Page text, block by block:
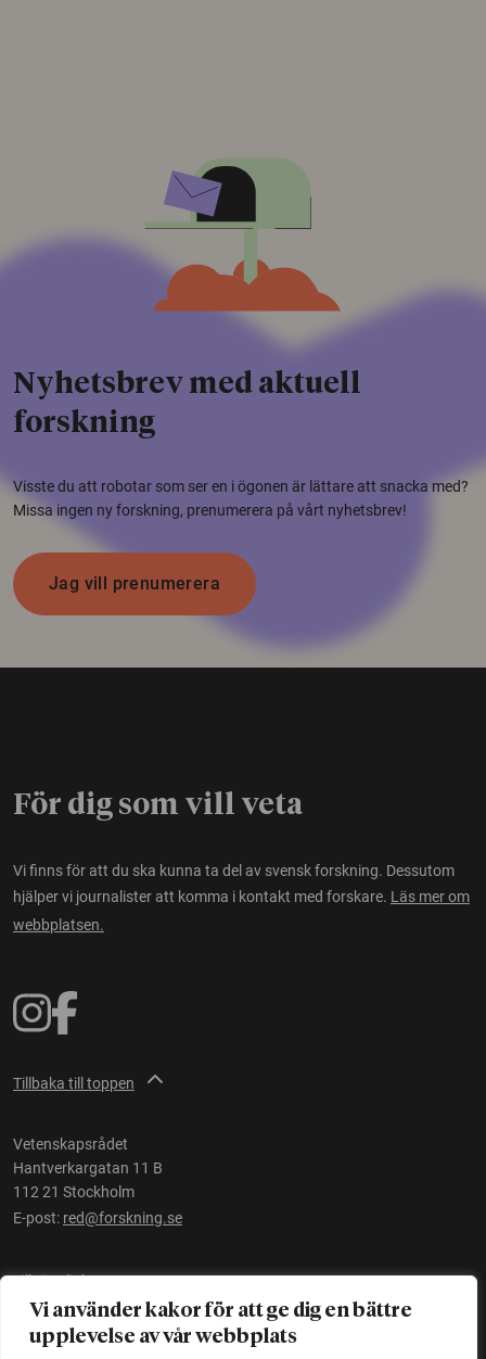
Vi använder kakor för att ge dig en bättre
upplevelse av vår webbplats
Nyhetsbrev med aktuell
forskning
Visste du att robotar som ser en i ögonen är lättare att snacka med?
Missa ingen ny forskning, prenumerera på vårt nyhetsbrev!
Jag vill prenumerera
För dig som vill veta
Vi finns för att du ska kunna ta del av svensk forskning. Dessutom
hjälper vi journalister att komma i kontakt med forskare. Läs mer om
webbplatsen.
Tillbaka till toppen
Vetenskapsrådet
Hantverkargatan 11 B
112 21 Stockholm
E-post: red@forskning.se
Tillgänglighet
Ett initiativ avVetenskapsrådet